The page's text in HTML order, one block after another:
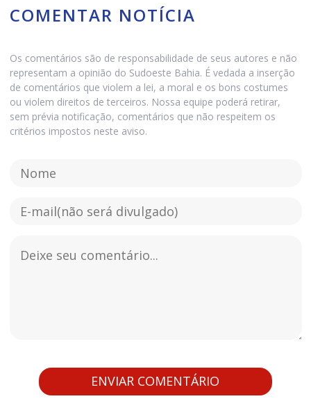
COMENTAR NOTÍCIA
Os comentários são de responsabilidade de seus autores e não
representam a opinião do Sudoeste Bahia. É vedada a inserção
de comentários que violem a lei, a moral e os bons costumes
ou violem direitos de terceiros. Nossa equipe poderá retirar,
sem prévia notificação, comentários que não respeitem os
critérios impostos neste aviso.